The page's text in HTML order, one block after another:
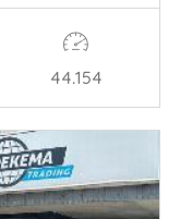
44.154